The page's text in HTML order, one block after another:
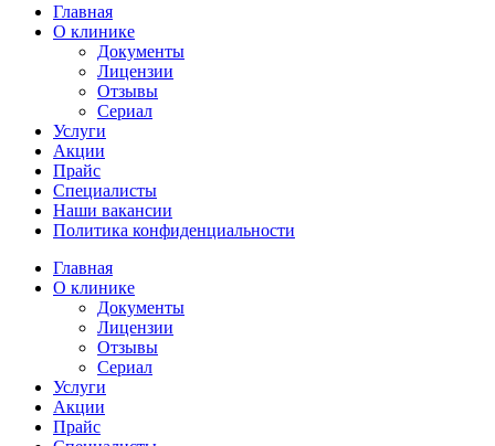
Главная
О клинике
Документы
Лицензии
Отзывы
Сериал
Услуги
Акции
Прайс
Специалисты
Наши вакансии
Политика конфиденциальности
Главная
О клинике
Документы
Лицензии
Отзывы
Сериал
Услуги
Акции
Прайс